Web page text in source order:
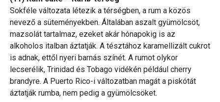
Sokféle változata létezik a térségben, a rum a közös
nevező a süteményekben. Általában aszalt gyümölcsöt,
mazsolát tartalmaz, ezeket akár hónapokig is az
alkoholos italban áztatják. A tésztához karamellizált cukrot
is adnak, ettől nyeri barnás színét. A rumot olykor
lecserélik, Trinidad és Tobago vidékén például cherry
brandyre. A Puerto Rico-i változatban magát a piskótát
áztatják rumba, nem pedig a gyümölcsöket.